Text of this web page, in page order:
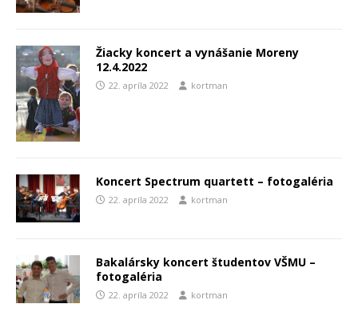
Žiacky koncert a vynášanie Moreny
12.4.2022
22. apríla 2022 kortman
Koncert Spectrum quartett – fotogaléria
22. apríla 2022 kortman
Bakalársky koncert študentov VŠMU –
fotogaléria
22. apríla 2022 kortman